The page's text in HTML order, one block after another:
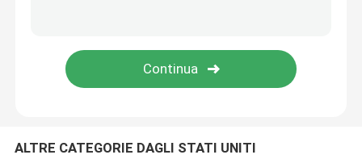
Radiatori flessibili del Polyimide
ALTRE CATEGORIE DAGLI STATI UNITI